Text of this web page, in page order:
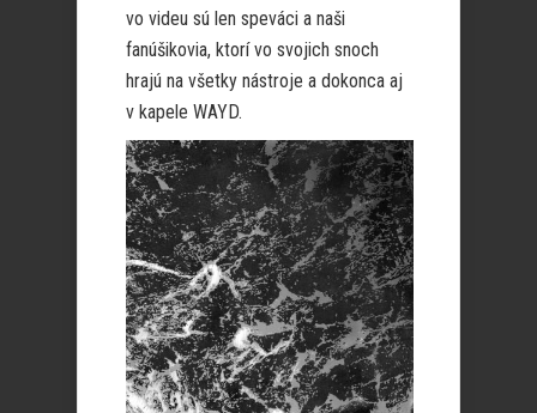
vo videu sú len speváci a naši
fanúšikovia, ktorí vo svojich snoch
hrajú na všetky nástroje a dokonca aj
v kapele WAYD.